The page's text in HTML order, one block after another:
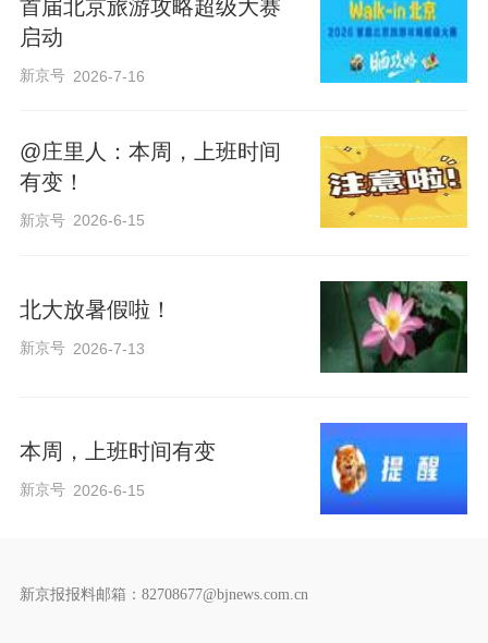
首届北京旅游攻略超级大赛
启动
新京号 2026-7-16
@庄里人：本周，上班时间
有变！
新京号 2026-6-15
北大放暑假啦！
新京号 2026-7-13
本周，上班时间有变
新京号 2026-6-15
新京报报料邮箱：82708677@bjnews.com.cn